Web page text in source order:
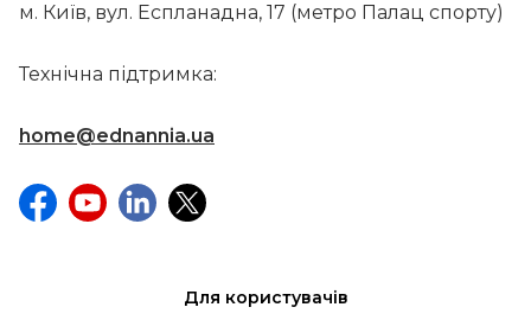
м. Київ, вул. Еспланадна, 17 (метро Палац спорту)
Технічна підтримка:
home@ednannia.ua
Для користувачів